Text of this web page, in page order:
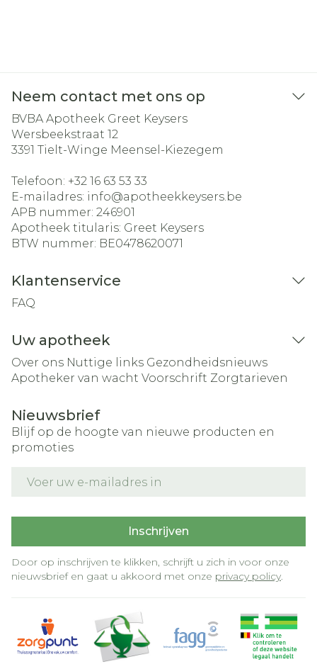
Neem contact met ons op
BVBA Apotheek Greet Keysers
Wersbeekstraat 12
3391 Tielt-Winge Meensel-Kiezegem
Telefoon: +32 16 63 53 33
E-mailadres: info@apotheekkeysers.be
APB nummer: 246901
Apotheek titularis: Greet Keysers
BTW nummer: BE0478620071
Klantenservice
FAQ
Uw apotheek
Over ons Nuttige links Gezondheidsnieuws
Apotheker van wacht Voorschrift Zorgtarieven
Nieuwsbrief
Blijf op de hoogte van nieuwe producten en
promoties
Inschrijven
Door op inschrijven te klikken, schrijft u zich in voor onze
nieuwsbrief en gaat u akkoord met onze privacy policy.